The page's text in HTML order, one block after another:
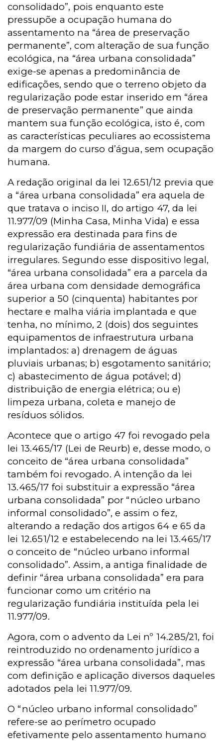
consolidado”, pois enquanto este
pressupõe a ocupação humana do
assentamento na “área de preservação
permanente”, com alteração de sua função
ecológica, na “área urbana consolidada”
exige-se apenas a predominância de
edificações, sendo que o terreno objeto da
regularização pode estar inserido em “área
de preservação permanente” que ainda
mantem sua função ecológica, isto é, com
as características peculiares ao ecossistema
da margem do curso d’água, sem ocupação
humana.
A redação original da lei 12.651/12 previa que
a “área urbana consolidada” era aquela de
que tratava o inciso II, do artigo 47, da lei
11.977/09 (Minha Casa, Minha Vida) e essa
expressão era destinada para fins de
regularização fundiária de assentamentos
irregulares. Segundo esse dispositivo legal,
“área urbana consolidada” era a parcela da
área urbana com densidade demográfica
superior a 50 (cinquenta) habitantes por
hectare e malha viária implantada e que
tenha, no mínimo, 2 (dois) dos seguintes
equipamentos de infraestrutura urbana
implantados: a) drenagem de águas
pluviais urbanas; b) esgotamento sanitário;
c) abastecimento de água potável; d)
distribuição de energia elétrica; ou e)
limpeza urbana, coleta e manejo de
resíduos sólidos.
Acontece que o artigo 47 foi revogado pela
lei 13.465/17 (Lei de Reurb) e, desse modo, o
conceito de “área urbana consolidada”
também foi revogado. A intenção da lei
13.465/17 foi substituir a expressão “área
urbana consolidada” por “núcleo urbano
informal consolidado”, e assim o fez,
alterando a redação dos artigos 64 e 65 da
lei 12.651/12 e estabelecendo na lei 13.465/17
o conceito de “núcleo urbano informal
consolidado”. Assim, a antiga finalidade de
definir “área urbana consolidada” era para
funcionar como um critério na
regularização fundiária instituída pela lei
11.977/09.
Agora, com o advento da Lei nº 14.285/21, foi
reintroduzido no ordenamento jurídico a
expressão “área urbana consolidada”, mas
com definição e aplicação diversos daqueles
adotados pela lei 11.977/09.
O “núcleo urbano informal consolidado”
refere-se ao perímetro ocupado
efetivamente pelo assentamento humano